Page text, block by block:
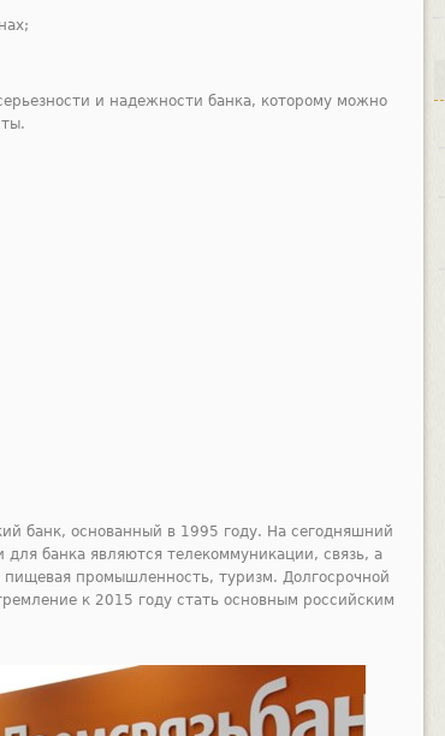
и надежности банка, которому можно
банк, основанный в 1995 году. На сегодняшний
банка являются телекоммуникации, связь, а
промышленность, туризм. Долгосрочной
к 2015 году стать основным российским